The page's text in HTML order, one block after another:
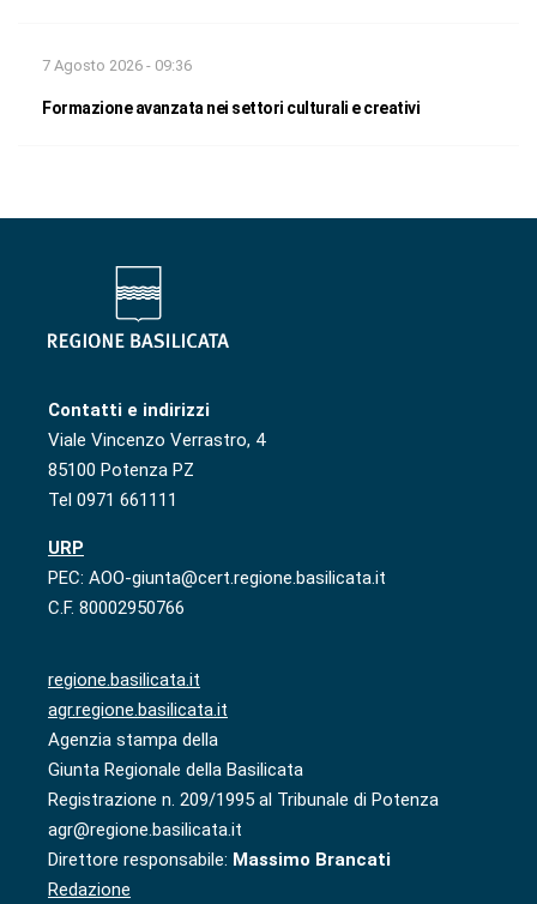
7 Agosto 2026 - 09:36
Formazione avanzata nei settori culturali e creativi
Contatti e indirizzi
Viale Vincenzo Verrastro, 4
85100 Potenza PZ
Tel 0971 661111
URP
PEC: AOO-giunta@cert.regione.basilicata.it
C.F. 80002950766
regione.basilicata.it
agr.regione.basilicata.it
Agenzia stampa della
Giunta Regionale della Basilicata
Registrazione n. 209/1995 al Tribunale di Potenza
agr@regione.basilicata.it
Direttore responsabile: Massimo Brancati
Redazione